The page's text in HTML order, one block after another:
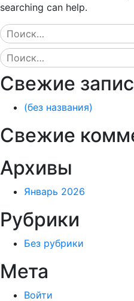
searching can help.
Найти:
Найти:
Свежие
(без названия)
Свежие
Архивы
Январь 2026
Рубрики
Без рубрики
Мета
Войти